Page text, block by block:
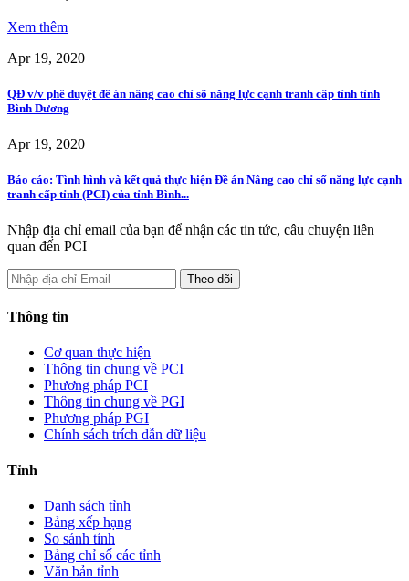
Xem thêm
Apr 19, 2020
QĐ v/v phê duyệt đề án nâng cao chỉ số năng lực cạnh tranh cấp tỉnh tỉnh
Bình Dương
Apr 19, 2020
Báo cáo: Tình hình và kết quả thực hiện Đề án Nâng cao chỉ số năng lực cạnh
tranh cấp tỉnh (PCI) của tỉnh Bình...
Nhập địa chỉ email của bạn để nhận các tin tức, câu chuyện liên
quan đến PCI
Thông tin
Cơ quan thực hiện
Thông tin chung về PCI
Phương pháp PCI
Thông tin chung về PGI
Phương pháp PGI
Chính sách trích dẫn dữ liệu
Tỉnh
Danh sách tỉnh
Bảng xếp hạng
So sánh tỉnh
Bảng chỉ số các tỉnh
Văn bản tỉnh